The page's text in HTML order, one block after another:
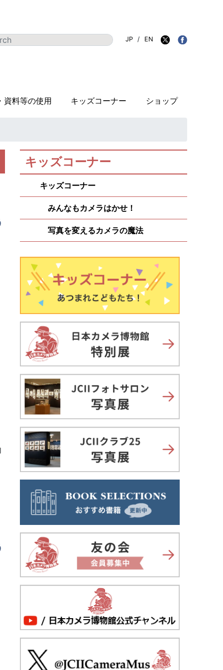
資料等の使用 キッズコーナー ショップ
JP / EN
キッズコーナー
キッズコーナー
みんなもカメラはかせ！
写真を変えるカメラの魔法